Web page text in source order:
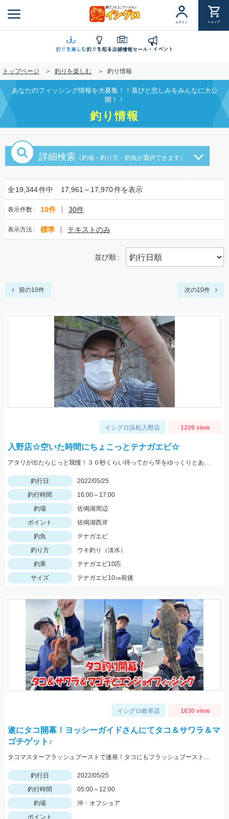
ン
に
移
動
ログイン ショップ
釣りを楽しむ釣りを知る店舗情報セール・イベント
トップページ 釣りを楽しむ 釣り情報
あなたのフィッシング情報を大募集！！喜びと悲しみをみんなに大公
開！！
釣り情報
詳細検索 （釣場・釣り方・釣魚が選択できます）
全19,344件中 17,961～17,970件を表示
表示件数 10件 30件
表示方法 標準 テキストのみ
並び順
前の10件 次の10件
イシグロ浜松入野店 1209 view
入野店☆空いた時間にちょこっとテナガエビ☆
アタリが出たらじっと我慢！３０秒くらい待ってから竿をゆっくりとあげましょう。
釣行日
2022/05/25
釣行時間
16:00～17:00
釣場
佐鳴湖周辺
ポイント
佐鳴湖西岸
釣魚
テナガエビ
釣り方
ウキ釣り（淡水）
釣果
テナガエビ10匹
サイズ
テナガエビ10㎝前後
イシグロ岐阜店 1630 view
遂にタコ開幕！ヨッシーガイドさんにてタコ＆サワラ＆マ
ゴチゲット♪
タコマスターフラッシュブーストで連発！タコにもフラッシュブーストが効きます！！
釣行日
2022/05/25
釣行時間
05:00～12:00
釣場
沖・オフショア
ポイント